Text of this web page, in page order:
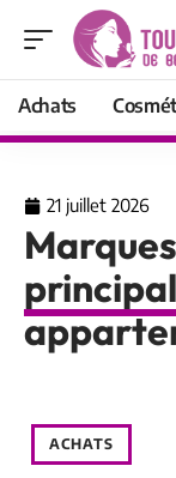
Achats
21 juillet 2026
ACHATS